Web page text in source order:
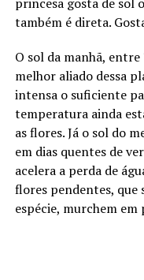
também é direta.
O sol da manhã,
melhor aliado dessa
intensa o suficiente
temperatura ainda
as flores. Já o sol do
em dias quentes de
acelera a perda de
flores pendentes, que
espécie, murchem em